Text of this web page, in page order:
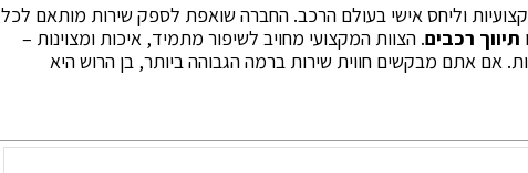
וליחס אישי בעולם הרכב. החברה שואפת לספק שירות מותאם לכל
תיווך רכבים. הצוות המקצועי מחויב לשיפור מתמיד, איכות ומצוינות –
אם אתם מבקשים חווית שירות ברמה הגבוהה ביותר, בן הרוש היא